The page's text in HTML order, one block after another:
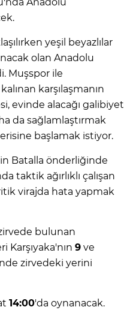
yeşil beyazlılar
olan Anadolu
Muşspor ile
karşılaşmanın
evinde alacağı galibiyet
da sağlamlaştırmak
başlamak istiyor.
Batalla önderliğinde
taktik ağırlıklı çalışan
virajda hata yapmak
bulunan
Karşıyaka'nın 9 ve
zirvedeki yerini
14:00'da oynanacak.